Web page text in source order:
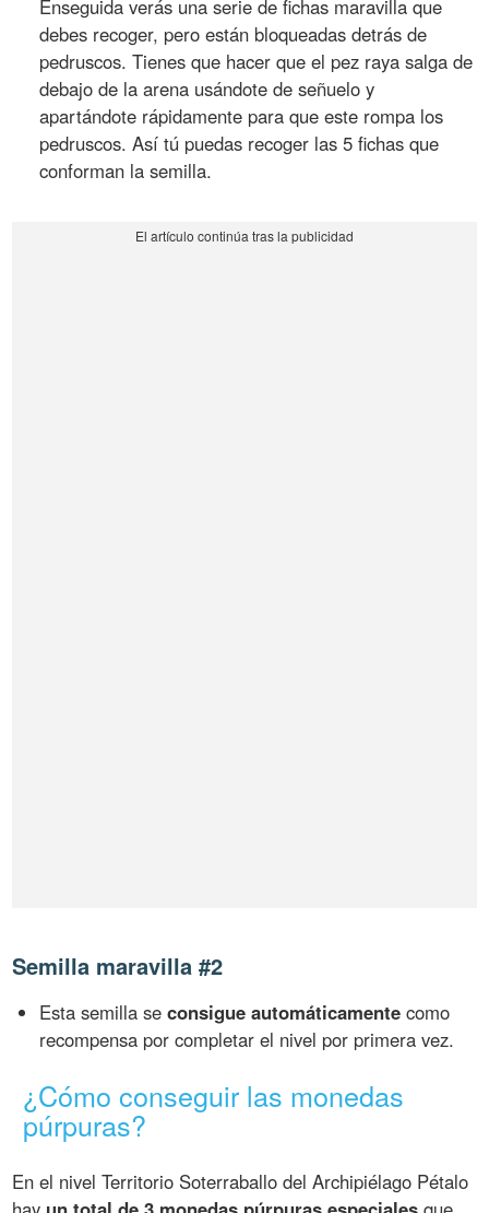
Enseguida verás una serie de fichas maravilla que
debes recoger, pero están bloqueadas detrás de
pedruscos. Tienes que hacer que el pez raya salga de
debajo de la arena usándote de señuelo y
apartándote rápidamente para que este rompa los
pedruscos. Así tú puedas recoger las 5 fichas que
conforman la semilla.
Semilla maravilla #2
Esta semilla seconsigue automáticamente como
recompensa por completar el nivel por primera vez.
¿Cómo conseguir las monedas
púrpuras?
En el nivel Territorio Soterraballo del Archipiélago Pétalo